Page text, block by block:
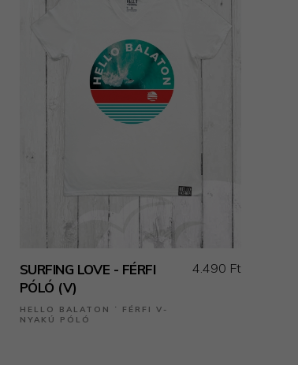
SURFING LOVE - FÉRFI
PÓLÓ (V)
HELLO BALATON ˙ FÉRFI V-
NYAKÚ PÓLÓ
4.490 Ft